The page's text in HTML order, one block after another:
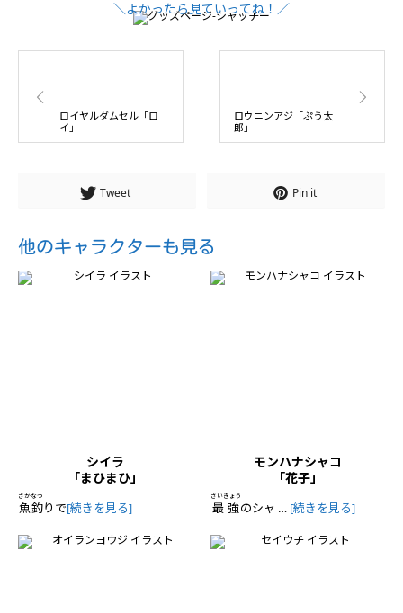
ロイヤルダムセル「ロ
イ」
ロウニンアジ「ぷう太
郎」
Tweet Pin it
他のキャラクターも見る
シイラ
「まひまひ」
魚釣
さかなつ
りで[続きを見る]
モンハナシャコ
「花子」
最強
さいきょう
のシャ … [続きを見る]